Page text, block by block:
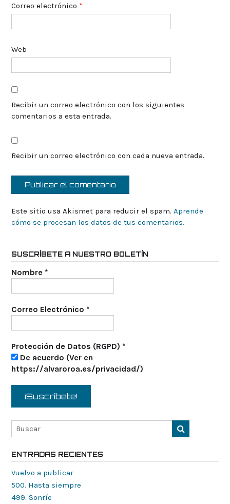
Correo electrónico *
Web
Recibir un correo electrónico con los siguientes
comentarios a esta entrada.
Recibir un correo electrónico con cada nueva entrada.
Este sitio usa Akismet para reducir el spam. Aprende
cómo se procesan los datos de tus comentarios.
SUSCRÍBETE A NUESTRO BOLETÍN
Nombre *
Correo Electrónico *
Protección de Datos (RGPD) *
De acuerdo (Ver en
https://alvaroroa.es/privacidad/)
ENTRADAS RECIENTES
Vuelvo a publicar
500. Hasta siempre
499. Sonríe